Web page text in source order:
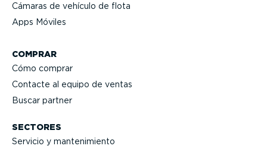
Cámaras de vehículo de flota
Apps Móviles
COMPRAR
Cómo comprar
Contacte al equipo de ventas
Buscar partner
SECTORES
Servicio y mante­ni­miento